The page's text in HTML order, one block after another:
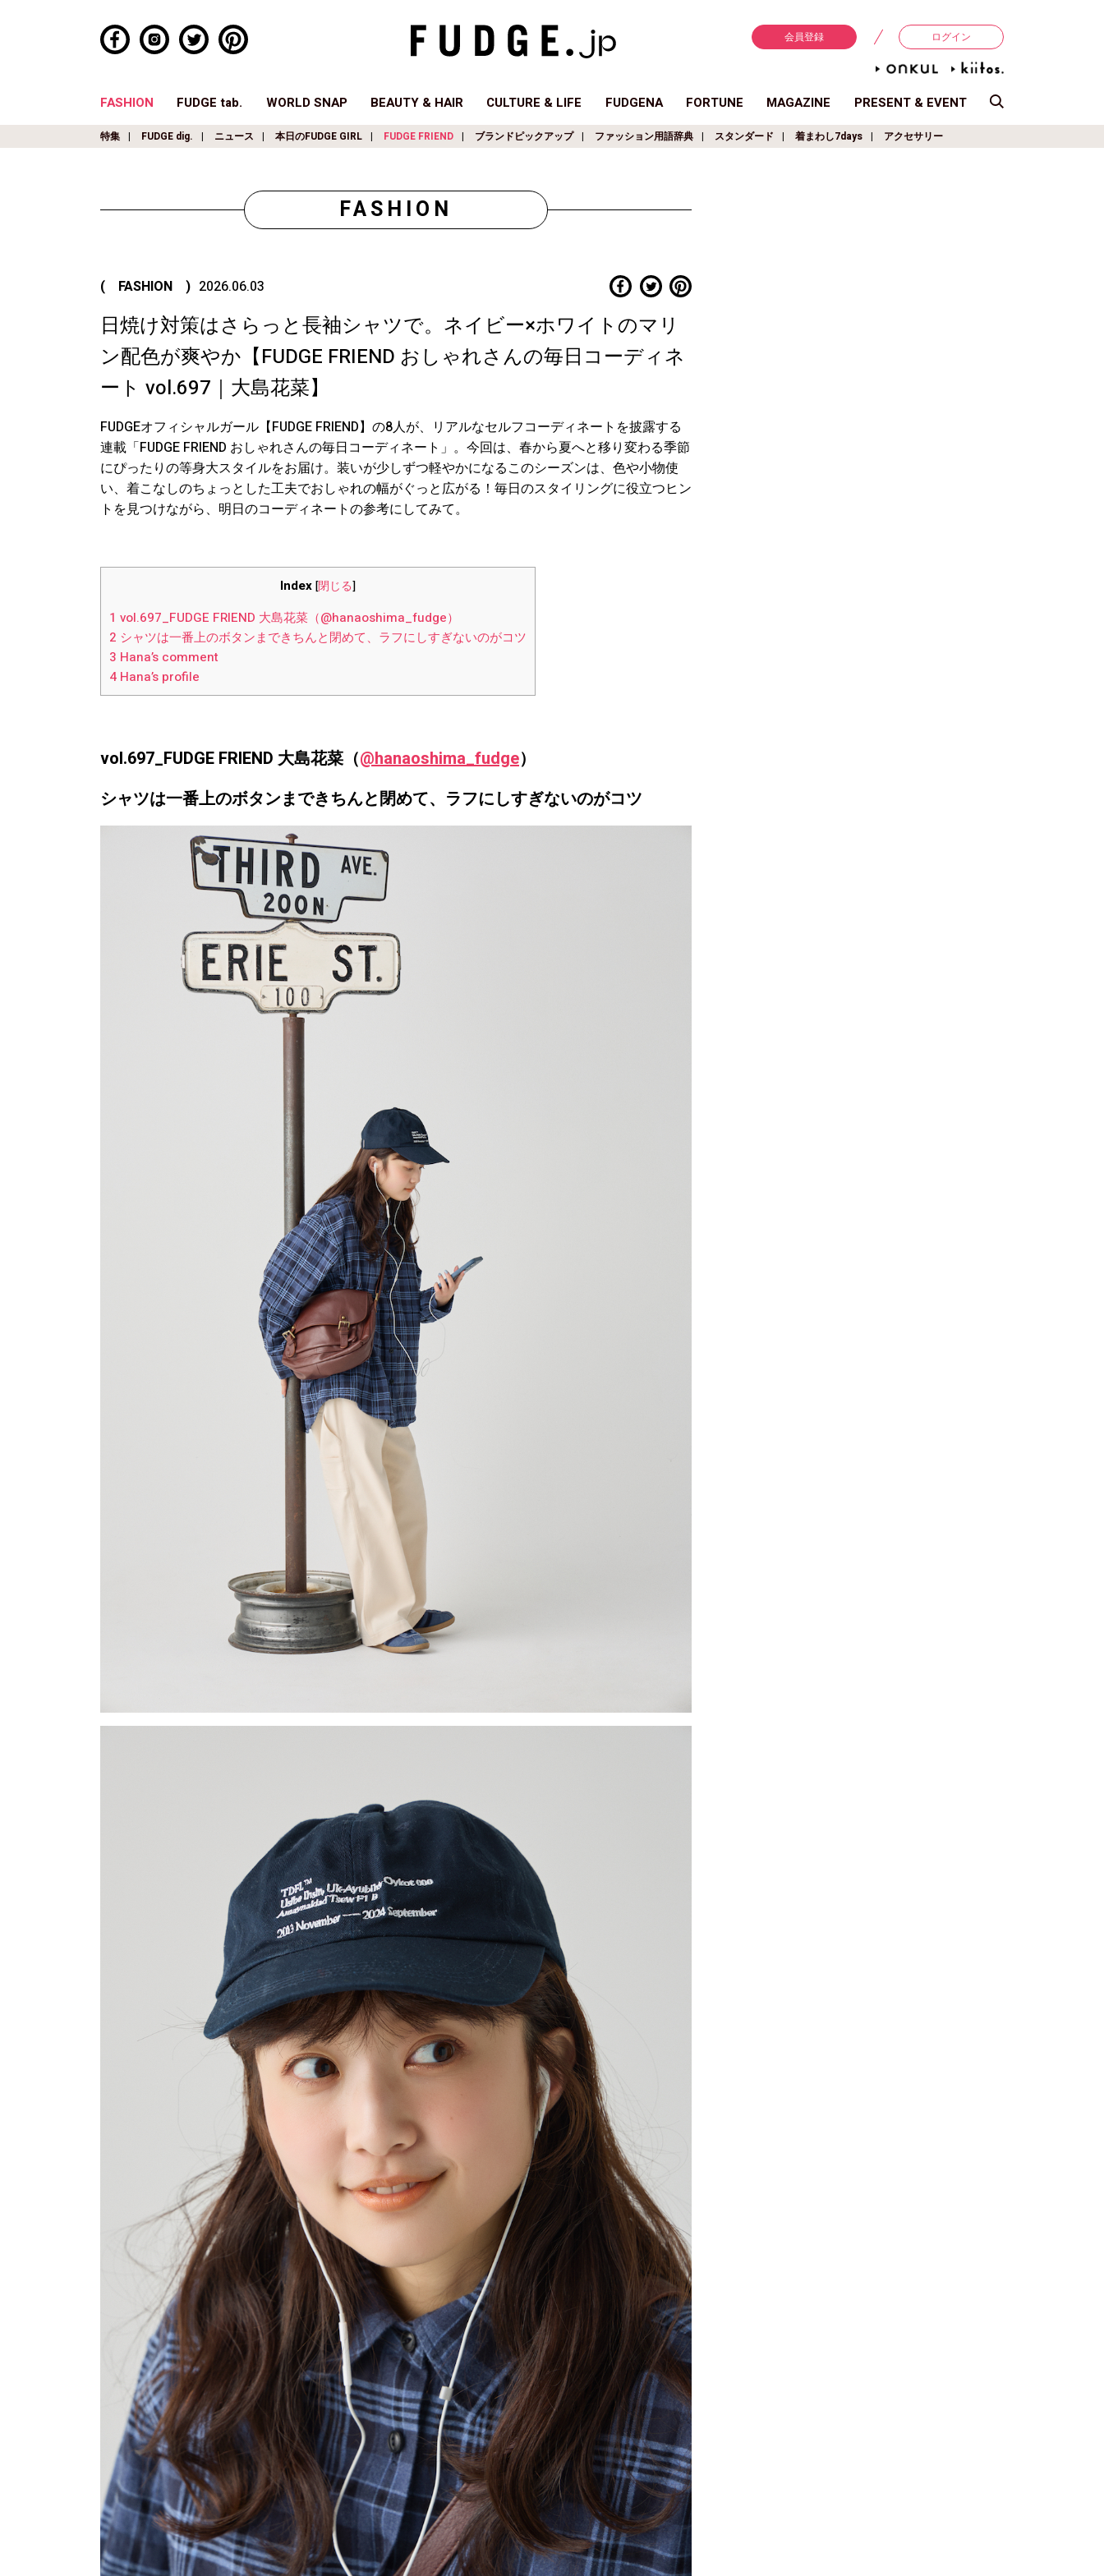
会員登録 ログイン
FASHION FUDGE tab. WORLD SNAP BEAUTY & HAIR CULTURE & LIFE FUDGENA FORTUNE MAGAZINE PRESENT & EVENT
特集 FUDGE dig. ニュース 本日のFUDGE GIRL FUDGE FRIEND ブランドピックアップ ファッション用語辞典 スタンダード 着まわし7days アクセサリー
FASHION
( FASHION ) 2026.06.03
日焼け対策はさらっと長袖シャツで。ネイビー×ホワイトのマリ
ン配色が爽やか【FUDGE FRIEND おしゃれさんの毎日コーディネ
ート vol.697｜大島花菜】
FUDGEオフィシャルガール【FUDGE FRIEND】の8人が、リアルなセルフコーディネートを披露する
連載「FUDGE FRIEND おしゃれさんの毎日コーディネート」。今回は、春から夏へと移り変わる季節
にぴったりの等身大スタイルをお届け。装いが少しずつ軽やかになるこのシーズンは、色や小物使
い、着こなしのちょっとした工夫でおしゃれの幅がぐっと広がる！毎日のスタイリングに役立つヒン
トを見つけながら、明日のコーディネートの参考にしてみて。
Index [閉じる]
1 vol.697_FUDGE FRIEND 大島花菜（@hanaoshima_fudge）
2 シャツは一番上のボタンまできちんと閉めて、ラフにしすぎないのがコツ
3 Hana’s comment
4 Hana’s profile
vol.697_FUDGE FRIEND 大島花菜（@hanaoshima_fudge）
シャツは一番上のボタンまできちんと閉めて、ラフにしすぎないのがコツ